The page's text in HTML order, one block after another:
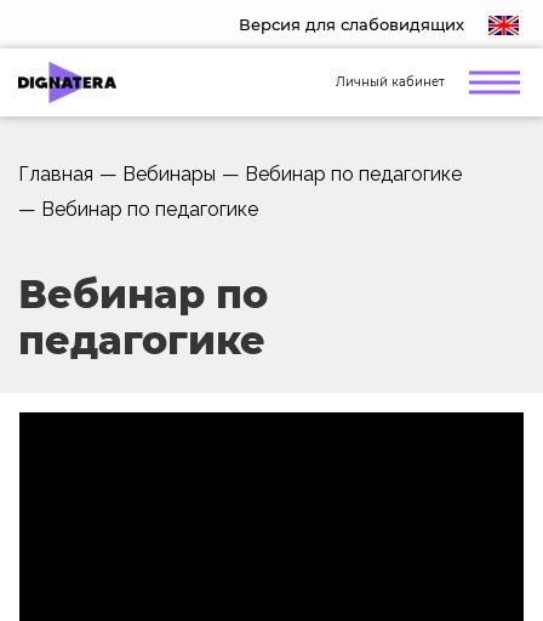
Версия для слабовидящих
Личный кабинет
Главная — Вебинары — Вебинар по педагогике
— Вебинар по педагогике
Вебинар по
педагогике